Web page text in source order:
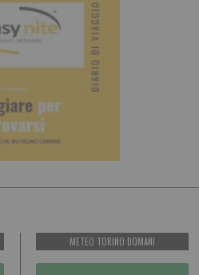
METEO TORINO DOMANI